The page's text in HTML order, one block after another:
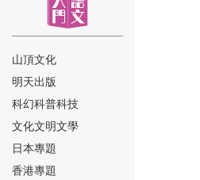
⑬
山頂文化
明天出版
科幻科普科技
文化文明文學
日本專題
香港專題